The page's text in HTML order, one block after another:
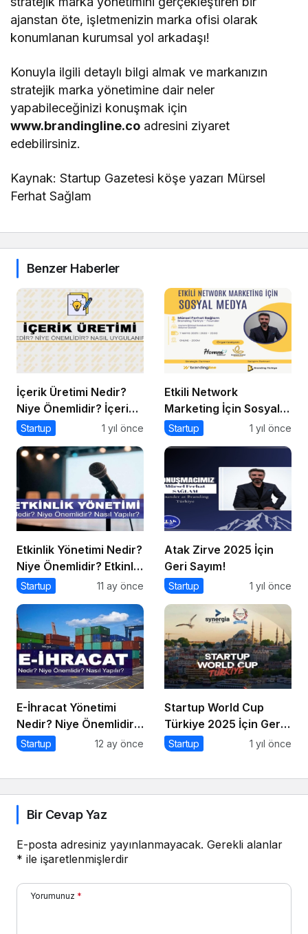
ajanstan öte, işletmenizin marka ofisi olarak
konumlanan kurumsal yol arkadaşı!
Konuyla ilgili detaylı bilgi almak ve markanızın
stratejik marka yönetimine dair neler
yapabileceğinizi konuşmak için
www.brandingline.co adresini ziyaret
edebilirsiniz.
Kaynak: Startup Gazetesi köşe yazarı Mürsel
Ferhat Sağlam
Benzer Haberler
İçerik Üretimi Nedir?
Niye Önemlidir? İçerik
Üretimi Nasıl Yapılır?
Startup 1 yıl önce
Etkili Network
Marketing İçin Sosyal
Medya Etkinliği İçin
Startup 1 yıl önce
Etkinlik Yönetimi Nedir?
Niye Önemlidir? Etkinlik
Yönetimi Nasıl Yapılır?
Startup 11 ay önce
Atak Zirve 2025 İçin
Geri Sayım!
Startup 1 yıl önce
E-İhracat Yönetimi
Nedir? Niye Önemlidir?
Nasıl Yapılır?
Startup 12 ay önce
Startup World Cup
Türkiye 2025 İçin Geri
Sayım!
Startup 1 yıl önce
Bir Cevap Yaz
E-posta adresiniz yayınlanmayacak. Gerekli alanlar
* ile işaretlenmişlerdir
Yorumunuz *